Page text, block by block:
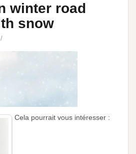
winter road
snow
Cela pourrait vous intéresser :